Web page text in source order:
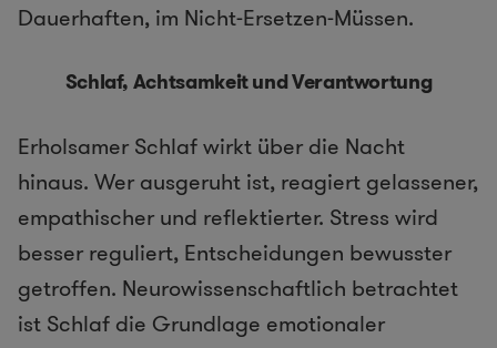
Dauerhaften, im Nicht-Ersetzen-Müssen.
Schlaf, Achtsamkeit und Verantwortung
Erholsamer Schlaf wirkt über die Nacht
hinaus. Wer ausgeruht ist, reagiert gelassener,
empathischer und reflektierter. Stress wird
besser reguliert, Entscheidungen bewusster
getroffen. Neurowissenschaftlich betrachtet
ist Schlaf die Grundlage emotionaler